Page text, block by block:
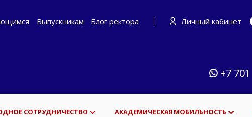
Выпускникам Блог ректора Личный кабинет
+7
СОТРУДНИЧЕСТВО АКАДЕМИЧЕСКАЯ МОБИЛЬНОСТЬ